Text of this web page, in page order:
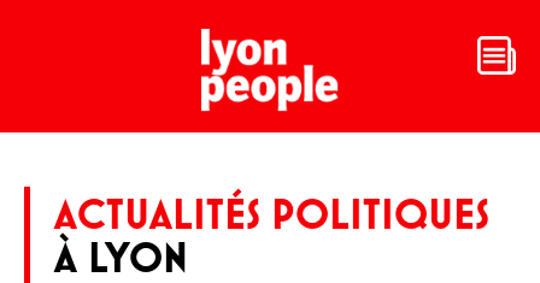
ACTUALITÉS POLITIQUES
À LYON